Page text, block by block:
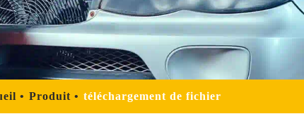
Produit téléchargement de fichier